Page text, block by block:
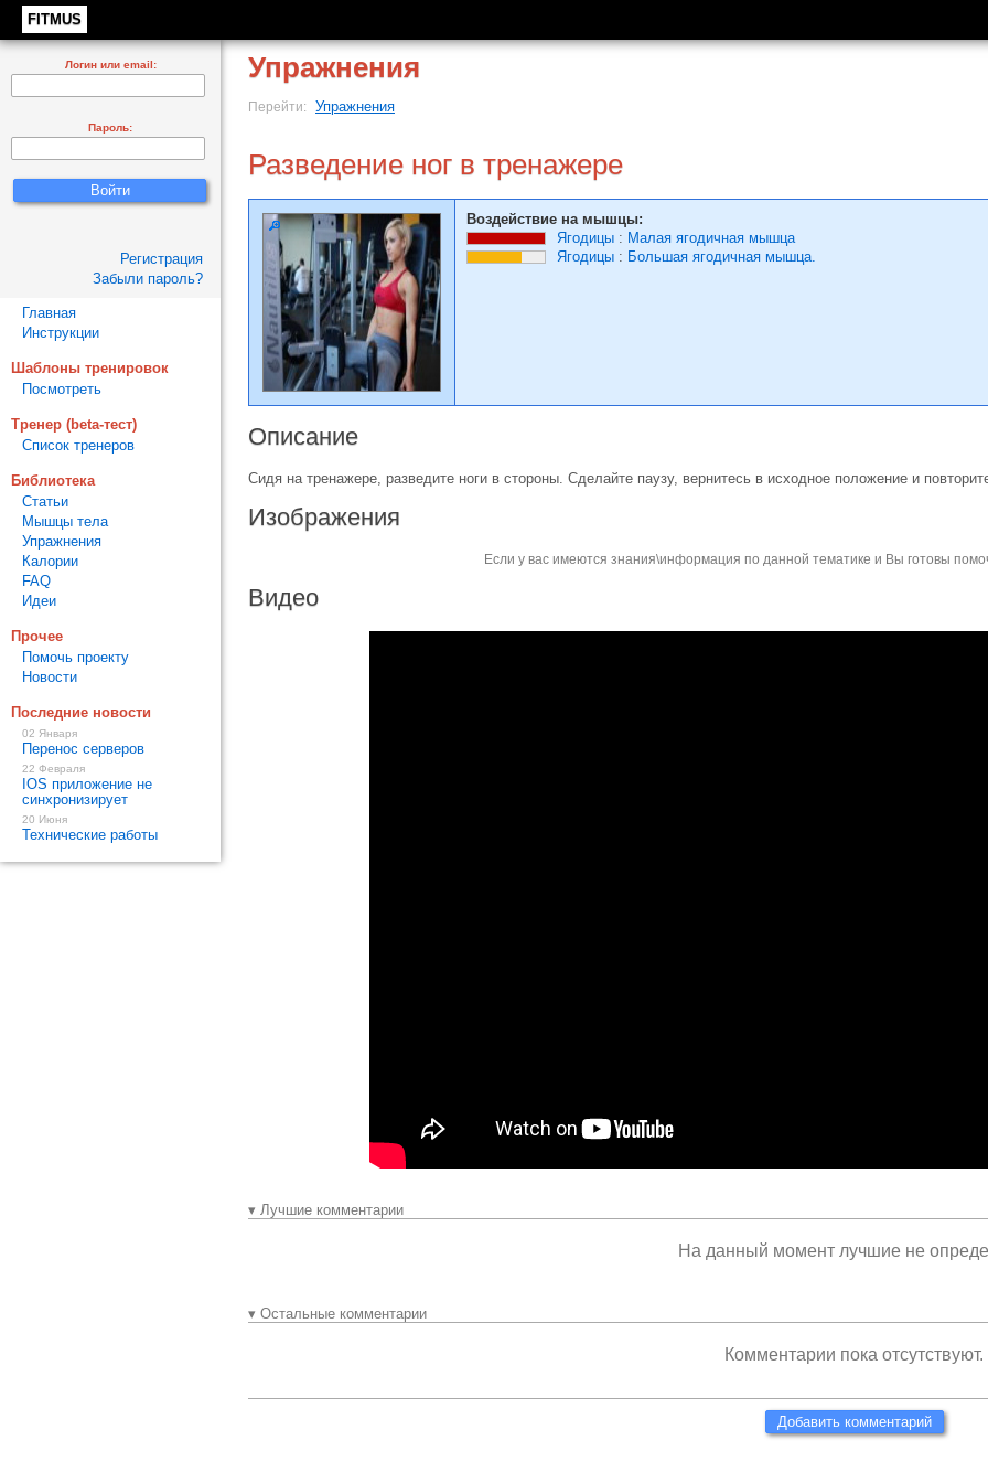
FITMUS
Упражнения
Перейти: Упражнения
Разведение ног в тренажере
Воздействие на мышцы:
Ягодицы : Малая ягодичная мышца
Ягодицы : Большая ягодичная мышца.
Описание
Сидя на тренажере, разведите ноги в стороны. Сделайте паузу, вернитесь в исходное положение и
Изображения
Если у вас имеются знания\информация по данной тематике и Вы готовы
Видео
▾ Лучшие комментарии
На данный момент лучшие не
▾ Остальные комментарии
Комментарии пока отсутствуют.
Добавить комментарий
Логин или email:
Пароль:
Регистрация
Забыли пароль?
Главная
Инструкции
Шаблоны тренировок
Посмотреть
Тренер (beta-тест)
Список тренеров
Библиотека
Статьи
Мышцы тела
Упражнения
Калории
FAQ
Идеи
Прочее
Помочь проекту
Новости
Последние новости
02 Января
Перенос серверов
22 Февраля
IOS приложение не
синхронизирует
20 Июня
Технические работы